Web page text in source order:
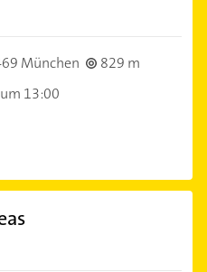
München
829 m
13:00